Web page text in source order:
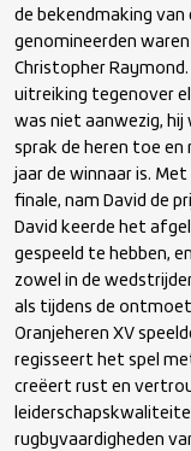
de bekendmaking van
genomineerden waren
Christopher
uitreiking tegenover
was niet aanwezig, hij
sprak de heren toe
jaar de winnaar is.
finale, nam David de
David keerde het
gespeeld te hebben,
zowel in de
als tijdens de
Oranjeheren XV
regisseert het spel
creëert rust en
rugbyvaardigheden